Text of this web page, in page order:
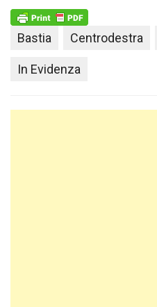
Bastia Centrodestra
In Evidenza